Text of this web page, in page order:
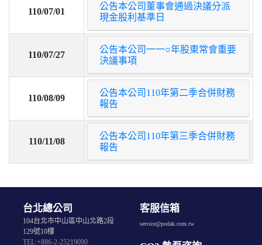
110/07/01
公告本公司董事會通過決議分派
現金股利基準日
110/07/27
公告本公司一一○年股東常會重要
決議事項
110/08/09
公告本公司110年第二季合併財務
報告
110/11/08
公告本公司110年第三季合併財務
報告
台北總公司
104台北市中山區中山北路2段
129號10樓
TEL:+886-2-25219090
客服信箱
service@podak.com.tw